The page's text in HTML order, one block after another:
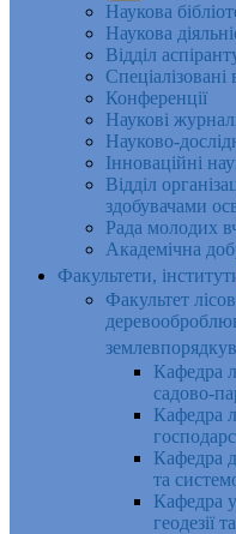
Наукова
Наукова
Відділ
Спеціалізовані
Конференції
Наукові
Науково-
Інноваційні
Відділ
здобувачами
Рада молодих
Академічна
Факультети,
Факультет
Кафедра
садово-
Кафедра
Кафедра
та
Кафедра
геодезії